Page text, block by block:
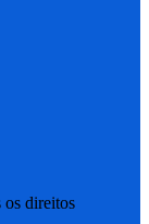
direitos